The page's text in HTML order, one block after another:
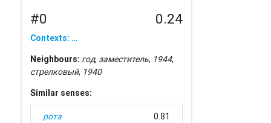
#0 0.24
Contexts: …
Neighbours: год, заместитель, 1944,
стрелковый, 1940
Similar senses:
рота 0.81